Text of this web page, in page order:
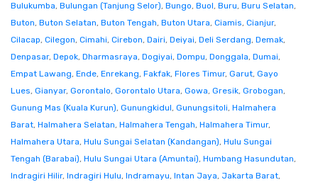
Bulukumba, Bulungan (Tanjung Selor), Bungo, Buol, Buru, Buru Selatan,
Buton, Buton Selatan, Buton Tengah, Buton Utara, Ciamis, Cianjur,
Cilacap, Cilegon, Cimahi, Cirebon, Dairi, Deiyai, Deli Serdang, Demak,
Denpasar, Depok, Dharmasraya, Dogiyai, Dompu, Donggala, Dumai,
Empat Lawang, Ende, Enrekang, Fakfak, Flores Timur, Garut, Gayo
Lues, Gianyar, Gorontalo, Gorontalo Utara, Gowa, Gresik, Grobogan,
Gunung Mas (Kuala Kurun), Gunungkidul, Gunungsitoli, Halmahera
Barat, Halmahera Selatan, Halmahera Tengah, Halmahera Timur,
Halmahera Utara, Hulu Sungai Selatan (Kandangan), Hulu Sungai
Tengah (Barabai), Hulu Sungai Utara (Amuntai), Humbang Hasundutan,
Indragiri Hilir, Indragiri Hulu, Indramayu, Intan Jaya, Jakarta Barat,